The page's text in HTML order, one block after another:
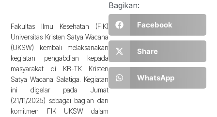
Fakultas Ilmu Kesehatan (FIK)
Universitas Kristen Satya Wacana
(UKSW) kembali melaksanakan
kegiatan pengabdian kepada
masyarakat di KB-TK Kristen
Satya Wacana Salatiga. Kegiatan
ini digelar pada Jumat
(21/11/2025) sebagai bagian dari
komitmen FIK UKSW dalam
Bagikan:
Facebook
Share
WhatsApp